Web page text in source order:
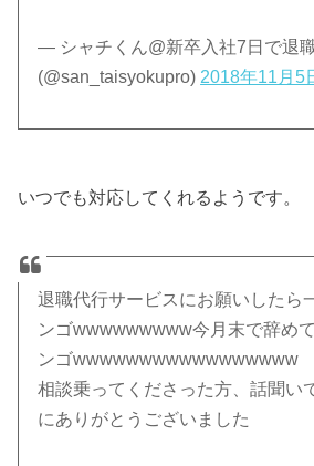
— シャチくん@新卒入社7日で退
(@san_taisyokupro) 2018年11月5
いつでも対応してくれるようです。
退職代行サービスにお願いしたら
ンゴwwwwwwwww今月末で辞め
ンゴwwwwwwwwwwwwwwwww
相談乗ってくださった方、話聞い
にありがとうございました